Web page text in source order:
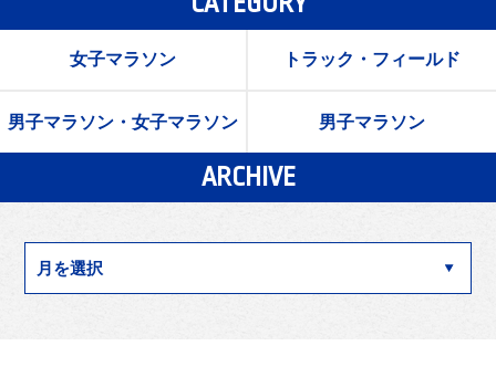
女子マラソン トラック・フィールド
男子マラソン・女子マラソン 男子マラソン
ARCHIVE